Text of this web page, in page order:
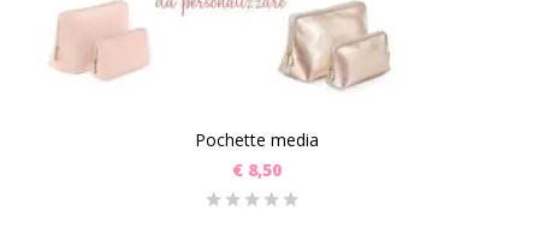
Pochette media
€ 8,50